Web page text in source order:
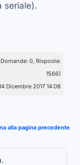
seriale).
0, Risposte:
1566)
Dicembre 2017 14:08
alla pagina precedente